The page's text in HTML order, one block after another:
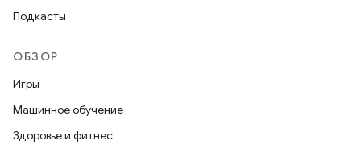
Подкасты
ОБЗОР
Игры
Машинное обучение
Здоровье и фитнес